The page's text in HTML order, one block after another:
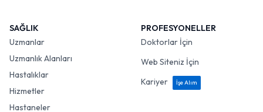
SAĞLIK
Uzmanlar
Uzmanlık Alanları
Hastalıklar
Hizmetler
Hastaneler
PROFESYONELLER
Doktorlar İçin
Web Siteniz İçin
Kariyer
İşe Alım